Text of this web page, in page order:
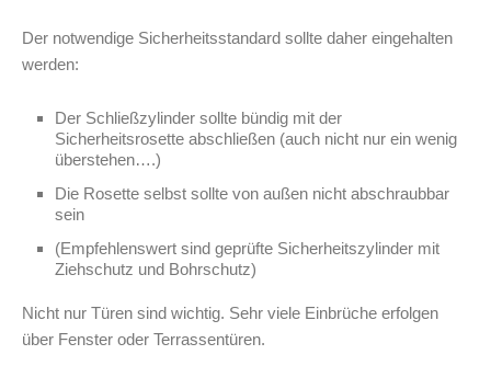
Der notwendige Sicherheitsstandard sollte daher eingehalten
werden:
Der Schließzylinder sollte bündig mit der
Sicherheitsrosette abschließen (auch nicht nur ein wenig
überstehen….)
Die Rosette selbst sollte von außen nicht abschraubbar
sein
(Empfehlenswert sind geprüfte Sicherheitszylinder mit
Ziehschutz und Bohrschutz)
Nicht nur Türen sind wichtig. Sehr viele Einbrüche erfolgen
über Fenster oder Terrassentüren.